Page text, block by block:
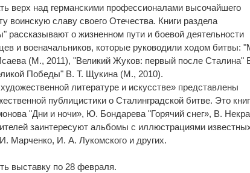
верх над германскими профессионалами высочайшего
воинскую славу своего Отечества. Книги раздела
рассказывают о жизненном пути и боевой деятельности
и военачальников, которые руководили ходом битвы:
(М., 2011), "Великий Жуков: первый после Сталина"
Победы" В. Т. Щукина (М., 2010).
литературе и искусстве» представлены
публицистики о Сталинградской битве. Это
"Дни и ночи», Ю. Бондарева "Горячий снег», В.
заинтересуют альбомы с иллюстрациями
Марченко, И. А. Лукомского и других.
выставку по 28 февраля.